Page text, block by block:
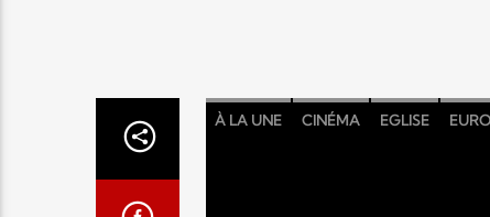
À LA UNE CINÉMA EGLISE